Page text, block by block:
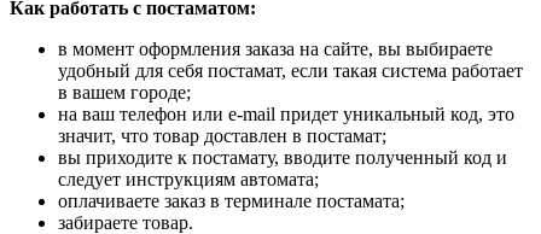
Как работать с постаматом:
в момент оформления заказа на сайте, вы выбираете
удобный для себя постамат, если такая система работает
в вашем городе;
на ваш телефон или e-mail придет уникальный код, это
значит, что товар доставлен в постамат;
вы приходите к постамату, вводите полученный код и
следует инструкциям автомата;
оплачиваете заказ в терминале постамата;
забираете товар.